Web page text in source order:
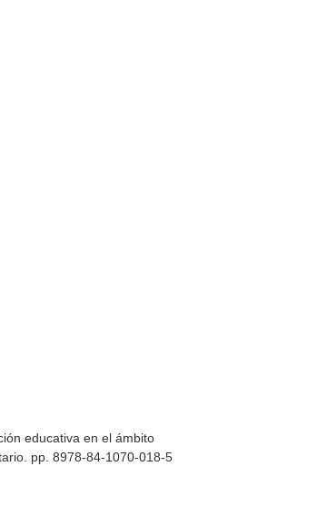
educativa en el ámbito
pp. 8978-84-1070-018-5